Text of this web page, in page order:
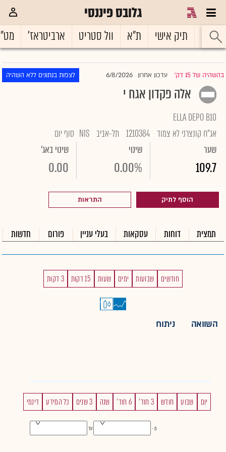
גלובס פיננסי
ראשי תיק אישי ת"א וול סטריט ארביטראז'
בהשהיה של 15 דק' |עדכון אחרון 6/8/2026 לצפות בנתונים ללא השהיה
אלה פקדון אגח י
ELLA DEPO B10
אג"ח קונצרני לא צמוד 1210384 תל-אביב NIS סוף יום
שער
109.7
שינוי
0.00%
שינוי באג'
0.00
הוסף לתיק התראות
תמצית דוחות עסקאות בעלי עניין פורום חדשות
חודשים שבועות ימים שעות 15 דקות 3 דקות
השוואה ניתוח
יום שבוע חודש 3 חוד' 6 חוד' שנה 3 שנים כל המידע דינמי
מ - עד